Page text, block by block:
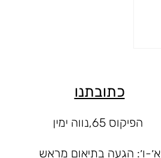
כתובתנו
א׳-ו׳: הגעה בתיאום מראש